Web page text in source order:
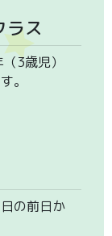
ラス
3歳児）
。
の前日か